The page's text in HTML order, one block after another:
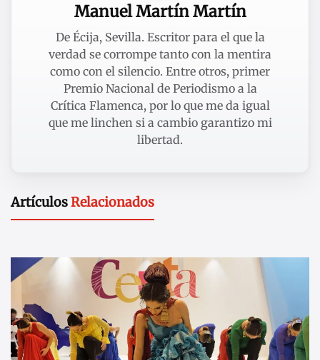
Manuel Martín Martín
De Écija, Sevilla. Escritor para el que la
verdad se corrompe tanto con la mentira
como con el silencio. Entre otros, primer
Premio Nacional de Periodismo a la
Crítica Flamenca, por lo que me da igual
que me linchen si a cambio garantizo mi
libertad.
ArtículosRelacionados